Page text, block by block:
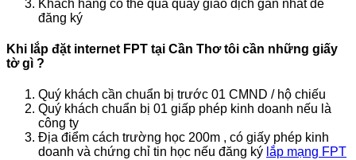
Khách hàng có thể qua quầy giao dịch gần nhất để
đăng ký
Khi lắp đặt internet FPT tại Cần Thơ tôi cần những giấy
tờ gì ?
Quý khách cần chuẩn bị trước 01 CMND / hộ chiếu
Quý khách chuẩn bị 01 giấp phép kinh doanh nếu là
công ty
Địa điểm cách trường học 200m , có giấy phép kinh
doanh và chứng chỉ tin học nếu đăng ký lắp mạng FPT